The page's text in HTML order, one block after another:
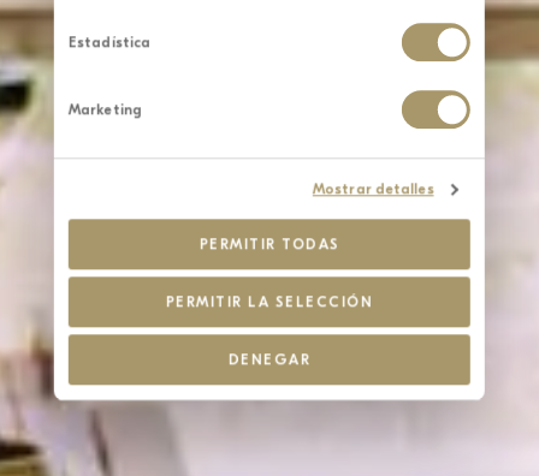
Estadística
Marketing
Mostrar detalles
PERMITIR TODAS
PERMITIR LA SELECCIÓN
DENEGAR